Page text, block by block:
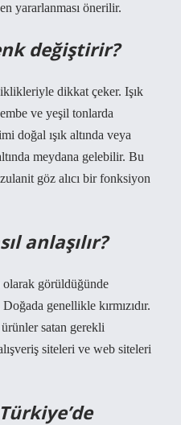
yararlanması önerilir.
değiştirir?
dikkat çeker. Işık
ve yeşil tonlarda
doğal ışık altında veya
meydana gelebilir. Bu
göz alıcı bir fonksiyon
anlaşılır?
olarak görüldüğünde
genellikle kırmızıdır.
satan gerekli
siteleri ve web siteleri